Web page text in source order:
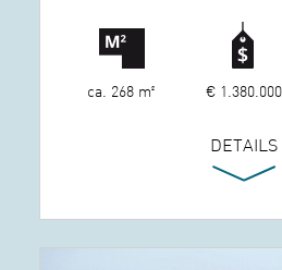
ca. 268 m² € 1.380.000
DETAILS